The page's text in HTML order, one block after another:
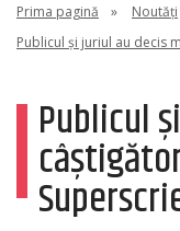
Prima pagină » Noutăți
Publicul și juriul au decis
Publicul